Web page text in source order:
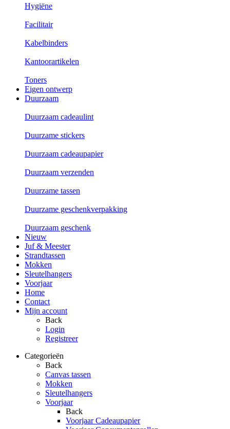
Hygiëne
Facilitair
Kabelbinders
Kantoorartikelen
Toners
Eigen ontwerp
Duurzaam
Duurzaam cadeaulint
Duurzame stickers
Duurzaam cadeaupapier
Duurzaam verzenden
Duurzame tassen
Duurzame geschenkverpakking
Duurzaam geschenk
Nieuw
Juf & Meester
Strandtassen
Mokken
Sleutelhangers
Voorjaar
Home
Contact
Mijn account
Back
Login
Registreer
Categorieën
Back
Canvas tassen
Mokken
Sleutelhangers
Voorjaar
Back
Voorjaar Cadeaupapier